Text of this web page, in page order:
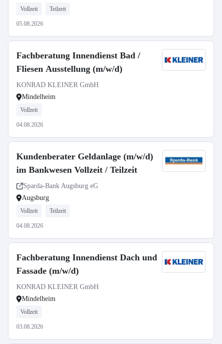
Vollzeit Teilzeit
05.08.2026
Fachberatung Innendienst Bad /
Fliesen Ausstellung (m/w/d)
KONRAD KLEINER GmbH
Mindelheim
Vollzeit
04.08.2026
Kundenberater Geldanlage (m/w/d)
im Bankwesen Vollzeit / Teilzeit
Sparda-Bank Augsburg eG
Augsburg
Vollzeit Teilzeit
04.08.2026
Fachberatung Innendienst Dach und
Fassade (m/w/d)
KONRAD KLEINER GmbH
Mindelheim
Vollzeit
03.08.2026